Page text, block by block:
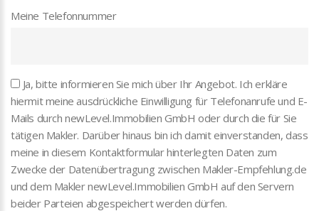
Meine Telefonnummer
Ja, bitte informieren Sie mich über Ihr Angebot. Ich erkläre
hiermit meine ausdrückliche Einwilligung für Telefonanrufe und E-
Mails durch newLevel.Immobilien GmbH oder durch die für Sie
tätigen Makler. Darüber hinaus bin ich damit einverstanden, dass
meine in diesem Kontaktformular hinterlegten Daten zum
Zwecke der Datenübertragung zwischen Makler-Empfehlung.de
und dem Makler newLevel.Immobilien GmbH auf den Servern
beider Parteien abgespeichert werden dürfen.